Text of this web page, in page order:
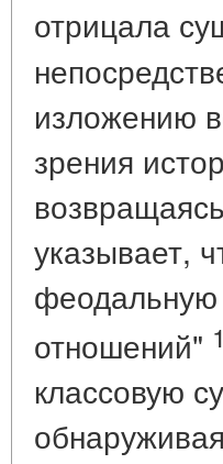
отрицала
изложению
зрения
указывает,
отношений"
классовую